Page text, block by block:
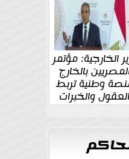
الخارجية: مؤتمر
بالخارج
وطنية تربط
العقول والخبرات
المصرية بالدولة